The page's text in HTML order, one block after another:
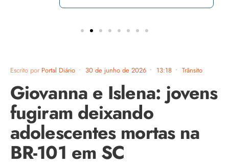
Escrito por Portal Diário • 30 de junho de 2026 • 13:18 • Trânsito
Giovanna e Islena: jovens
fugiram deixando
adolescentes mortas na
BR-101 em SC